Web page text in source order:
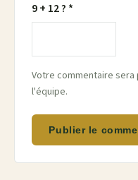
9 + 12 ? *
Votre commentaire
l'équipe.
Publier le